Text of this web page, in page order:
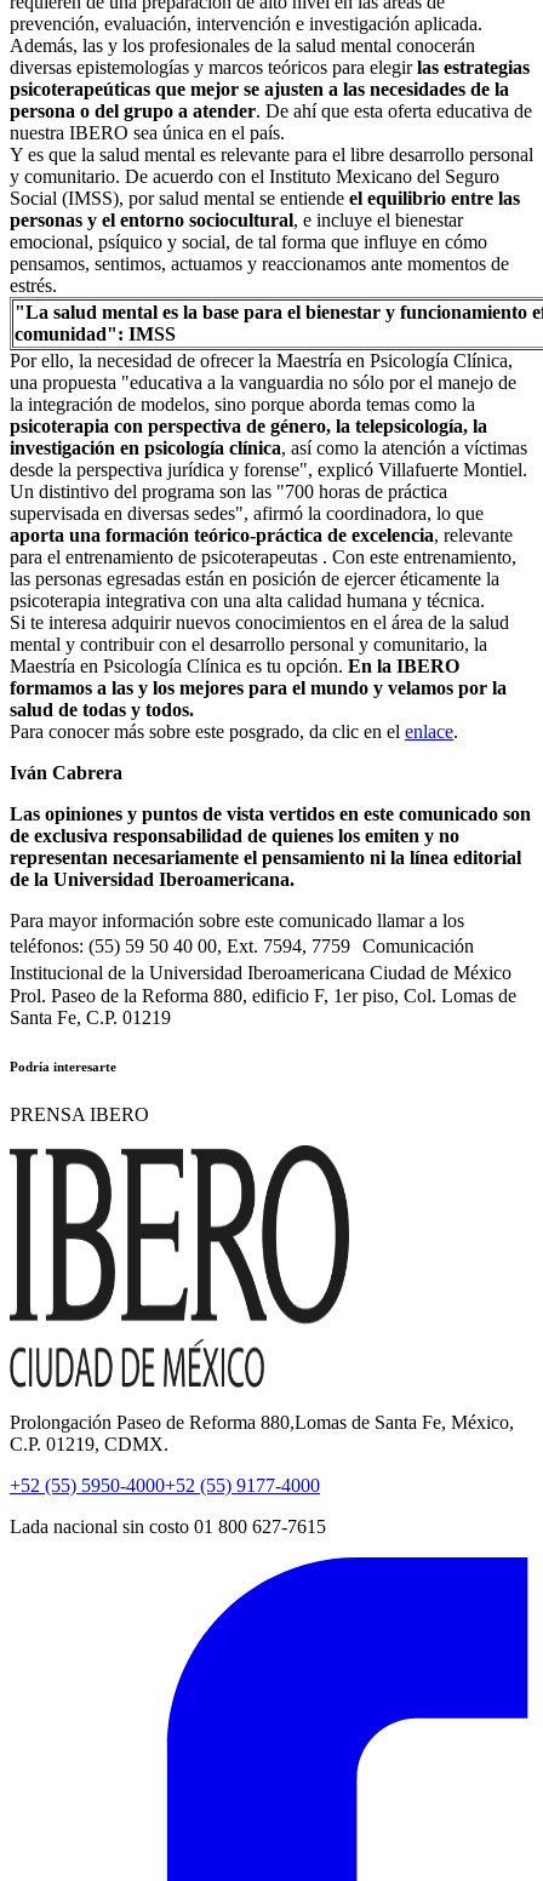
prevención, evaluación, intervención e investigación aplicada.
Además, las y los profesionales de la salud mental conocerán
diversas epistemologías y marcos teóricos para elegirlas estrategias
psicoterapeúticas que mejor se ajusten a las necesidades de la
persona o del grupo a atender. De ahí que esta oferta educativa de
nuestra IBERO sea única en el país.
Y es que la salud mental es relevante para el libre desarrollo personal
y comunitario. De acuerdo con el Instituto Mexicano del Seguro
Social (IMSS), por salud mental se entiende el equilibrio entre las
personas y el entorno sociocultural, e incluye el bienestar
emocional, psíquico y social, de tal forma que influye en cómo
pensamos, sentimos, actuamos y reaccionamos ante momentos de
estrés.
"La salud mental es la base para el bienestar y funcionamiento
comunidad": IMSS
Por ello, la necesidad de ofrecer la Maestría en Psicología Clínica,
una propuesta "educativa a la vanguardia no sólo por el manejo de
la integración de modelos, sino porque aborda temas como la
psicoterapia con perspectiva de género, la telepsicología, la
investigación en psicología clínica, así como la atención a víctimas
desde la perspectiva jurídica y forense", explicó Villafuerte Montiel.
Un distintivo del programa son las "700 horas de práctica
supervisada en diversas sedes", afirmó la coordinadora, lo que
aporta una formación teórico-práctica de excelencia, relevante
para el entrenamiento de psicoterapeutas . Con este entrenamiento,
las personas egresadas están en posición de ejercer éticamente la
psicoterapia integrativa con una alta calidad humana y técnica.
Si te interesa adquirir nuevos conocimientos en el área de la salud
mental y contribuir con el desarrollo personal y comunitario, la
Maestría en Psicología Clínica es tu opción. En la IBERO
formamos a las y los mejores para el mundo y velamos por la
salud de todas y todos.
Para conocer más sobre este posgrado, da clic en el enlace.
Iván Cabrera
Las opiniones y puntos de vista vertidos en este comunicado son
de exclusiva responsabilidad de quienes los emiten y no
representan necesariamente el pensamiento ni la línea editorial
de la Universidad Iberoamericana.
Para mayor información sobre este comunicado llamar a los
teléfonos: (55) 59 50 40 00, Ext. 7594, 7759 Comunicación
Institucional de la Universidad Iberoamericana Ciudad de México
Prol. Paseo de la Reforma 880, edificio F, 1er piso, Col. Lomas de
Santa Fe, C.P. 01219
Podría interesarte
PRENSA IBERO
Prolongación Paseo de Reforma 880,Lomas de Santa Fe, México,
C.P. 01219, CDMX.
+52 (55) 5950-4000+52 (55) 9177-4000
Lada nacional sin costo 01 800 627-7615